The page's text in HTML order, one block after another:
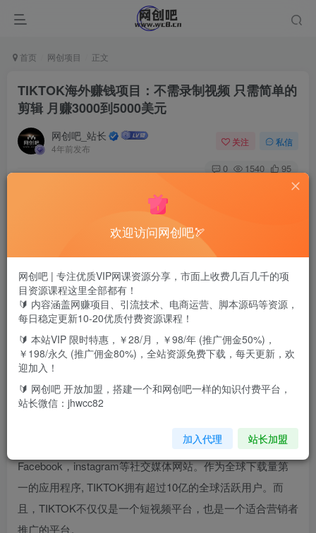
首页 网创项目 正文
TIKTOK海外赚钱项目：不需录制视频 只需简单的
剪辑 月赚3000到5000美元
网创吧_站长
4年前发布
关注 私信
0 1540 95
互联网赚钱的模式有很多，如果你想用最简单的方法，在最
短的时间内赚钱，那就要利用当今最热门的短视频平台
TIKTOK。TIKTOK是字节跳动旗下的短视频平台，也被称为
海外版抖音。由于TIKTOK短视频的传播速度快，娱乐性强。
所以其用户增长速度，访问量，都远远超过了传统的
Facebook，instagram等社交媒体网站。作为全球下载量第
一的应用程序, TIKTOK拥有超过10亿的全球活跃用户。而
且，TIKTOK不仅仅是一个短视频平台，也是一个适合营销者
推广的平台。
欢迎访问网创吧🏹
网创吧 | 专注优质VIP网课资源分享，市面上收费几百几千的项
目资源课程这里全部都有！
🔰 内容涵盖网赚项目、引流技术、电商运营、脚本源码等资源，
每日稳定更新10-20优质付费资源课程！
🔰 本站VIP 限时特惠，￥28/月，￥98/年 (推广佣金50%)，
￥198/永久 (推广佣金80%)，全站资源免费下载，每天更新，欢
迎加入！
🔰 网创吧 开放加盟，搭建一个和网创吧一样的知识付费平台，
站长微信：jhwcc82
加入代理 站长加盟